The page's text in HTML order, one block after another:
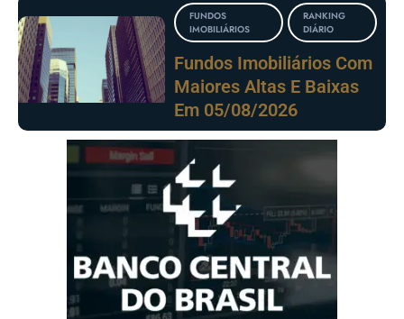
FUNDOS
IMOBILIÁRIOS
RANKING
DIÁRIO
Fundos Imobiliários Com
Maiores Altas E Baixas
Em 05/08/2026